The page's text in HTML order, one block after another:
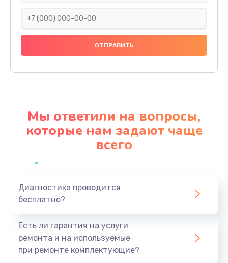
Ремонт подсветки
1200 руб.
Заказать
Замена видеочипа
Ремонт разъема питания
Заказать
Мы ответили на вопросы,
которые нам задают чаще
всего
Диагностика проводится
бесплатно?
Есть ли гарантия на услуги
ремонта и на используемые
при ремонте комплектующие?